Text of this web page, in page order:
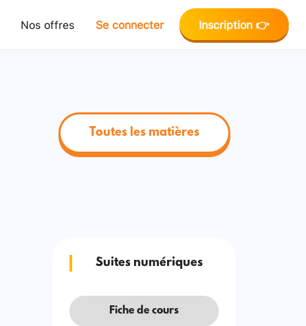
Nos offres Se connecter Inscription 👉
Toutes les matières
Suites numériques
Fiche de cours